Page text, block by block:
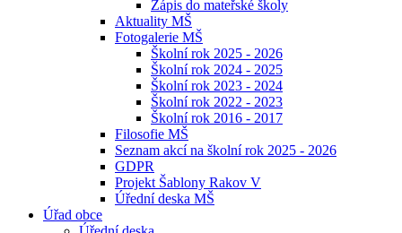
Zápis do mateřské školy
Aktuality MŠ
Fotogalerie MŠ
Školní rok 2025 - 2026
Školní rok 2024 - 2025
Školní rok 2023 - 2024
Školní rok 2022 - 2023
Školní rok 2016 - 2017
Filosofie MŠ
Seznam akcí na školní rok 2025 - 2026
GDPR
Projekt Šablony Rakov V
Úřední deska MŠ
Úřad obce